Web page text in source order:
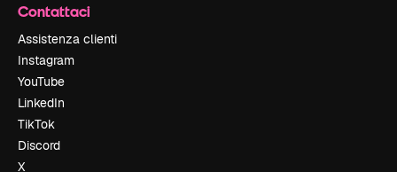
Contattaci
Assistenza clienti
Instagram
YouTube
LinkedIn
TikTok
Discord
X